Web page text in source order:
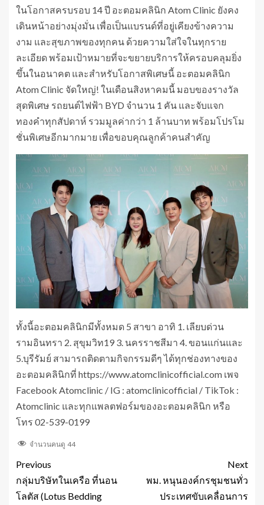
ในโอกาสครบรอบ 14 ปี อะตอมคลินิก Atom Clinic ยังคง
เดินหน้าอย่างมุ่งมั่น เพื่อเป็นแบรนด์ที่อยู่เคียงข้างความ
งาม และสุขภาพของทุกคน ด้วยความใส่ใจในทุกราย
ละเอียด พร้อมเป้าหมายที่จะขยายบริการให้ครอบคลุมยิ่ง
ขึ้นในอนาคต และสำหรับโอกาสพิเศษนี้ อะตอมคลินิก
Atom Clinic จัดใหญ่! ในเดือนสิงหาคมนี้ มอบของรางวัล
สุดพิเศษ รถยนต์ไฟฟ้า BYD จำนวน 1 คัน และจับแจก
ทองคำทุกสัปดาห์ รวมมูลค่ากว่า 1 ล้านบาท พร้อมโปรโม
ชั่นพิเศษอีกมากมาย เพื่อขอบคุณลูกค้าคนสำคัญ
ทั้งนี้อะตอมคลินิกมีทั้งหมด 5 สาขา อาทิ 1. เลียบด่วน
รามอินทรา 2. สุขุมวิท19 3. นครราชสีมา 4. ขอนแก่นและ
5.บุรีรัมย์ สามารถติดตามกิจกรรมดีๆ ได้ทุกช่องทางของ
อะตอมคลินิกที่ https://www.atomclinicofficial.com เพจ
Facebook Atomclinic / IG : atomclinicofficial / TikTok :
Atomclinic และทุกแพลตฟอร์มของอะตอมคลินิก หรือ
โทร 02-539-0199
จำนวนคนดู 44
Previous
กลุ่มบริษัทในเครือ ที่นอน
โลตัส (Lotus Bedding
Next
พม. หนุนองค์กรชุมชนทั่ว
ประเทศขับเคลื่อนการ